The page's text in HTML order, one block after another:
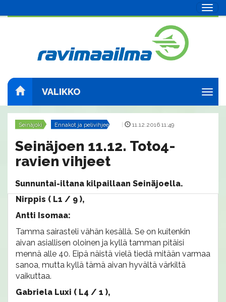
VALIKKO
Seinäjoki Ennakot ja pelivihjeet 11.12.2016 11:49
Seinäjoen 11.12. Toto4-
ravien vihjeet
Sunnuntai-iltana kilpaillaan Seinäjoella.
Nirppis ( L1 / 9 ),
Antti Isomaa:
Tamma sairasteli vähän kesällä. Se on kuitenkin
aivan asiallisen oloinen ja kyllä tamman pitäisi
mennä alle 40. Eipä näistä vielä tiedä mitään varmaa
sanoa, mutta kyllä tämä aivan hyvältä värkiltä
vaikuttaa.
Gabriela Luxi ( L4 / 1 ),